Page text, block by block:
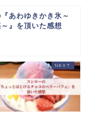
あわゆきかき氷～
』を頂いた感想